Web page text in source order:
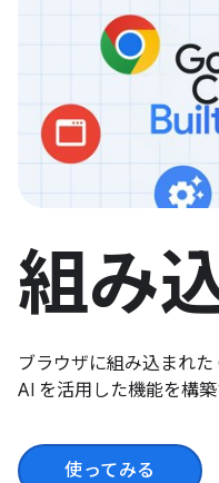
組み
ブラウザに組み込まれ
AI を活用した機能を構
使ってみる